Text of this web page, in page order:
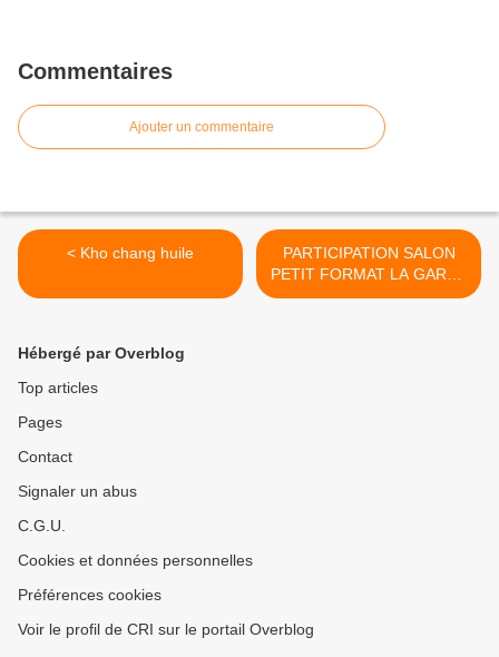
Commentaires
Ajouter un commentaire
< Kho chang huile
PARTICIPATION SALON
PETIT FORMAT LA GARDE
>
Hébergé par Overblog
Top articles
Pages
Contact
Signaler un abus
C.G.U.
Cookies et données personnelles
Préférences cookies
Voir le profil de CRI sur le portail Overblog